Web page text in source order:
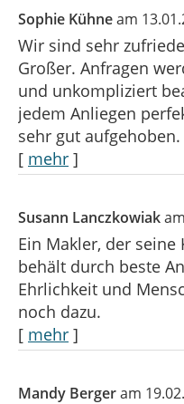
Sophie Kühneam
Wir sind sehr
Großer. Anfragen
und unkompliziert
jedem Anliegen
sehr gut
[ mehr ]
Susann Lanczkowiak
Ein Makler, der
behält durch beste
Ehrlichkeit und
noch dazu.
[ mehr ]
Mandy Bergeram